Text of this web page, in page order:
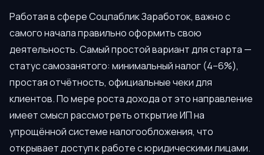
Работая в сфере Соцпаблик Заработок, важно с
самого начала правильно оформить свою
деятельность. Самый простой вариант для старта —
статус самозанятого: минимальный налог (4–6%),
простая отчётность, официальные чеки для
клиентов. По мере роста дохода от это направление
имеет смысл рассмотреть открытие ИП на
упрощённой системе налогообложения, что
открывает доступ к работе с юридическими лицами.